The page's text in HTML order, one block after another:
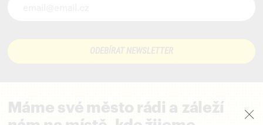
Máme své město rádi a záleží